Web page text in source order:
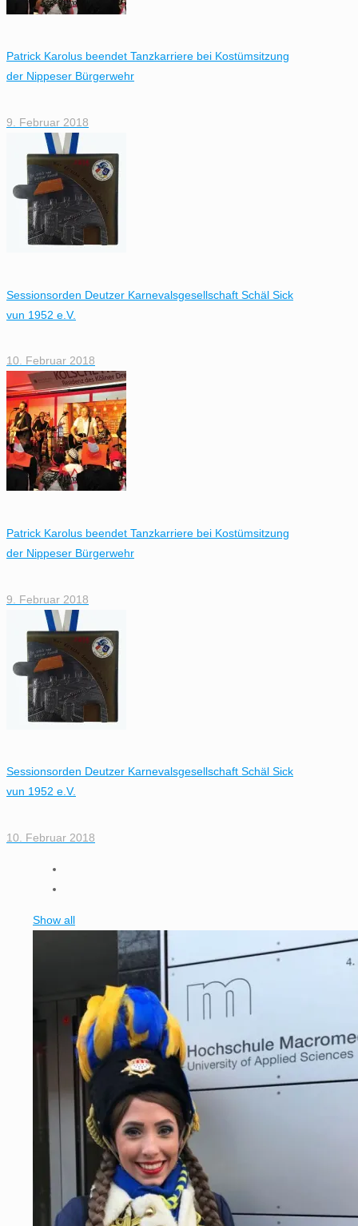
Patrick Karolus beendet Tanzkarriere bei Kostümsitzung
der Nippeser Bürgerwehr
9. Februar 2018
Sessionsorden Deutzer Karnevalsgesellschaft Schäl Sick
vun 1952 e.V.
10. Februar 2018
Patrick Karolus beendet Tanzkarriere bei Kostümsitzung
der Nippeser Bürgerwehr
9. Februar 2018
Sessionsorden Deutzer Karnevalsgesellschaft Schäl Sick
vun 1952 e.V.
10. Februar 2018
Show all